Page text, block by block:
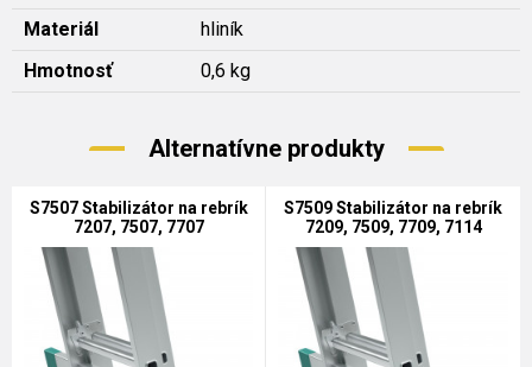
Materiál
hliník
Hmotnosť
0,6 kg
Alternatívne produkty
S7507 Stabilizátor na rebrík
7207, 7507, 7707
S7509 Stabilizátor na rebrík
7209, 7509, 7709, 7114